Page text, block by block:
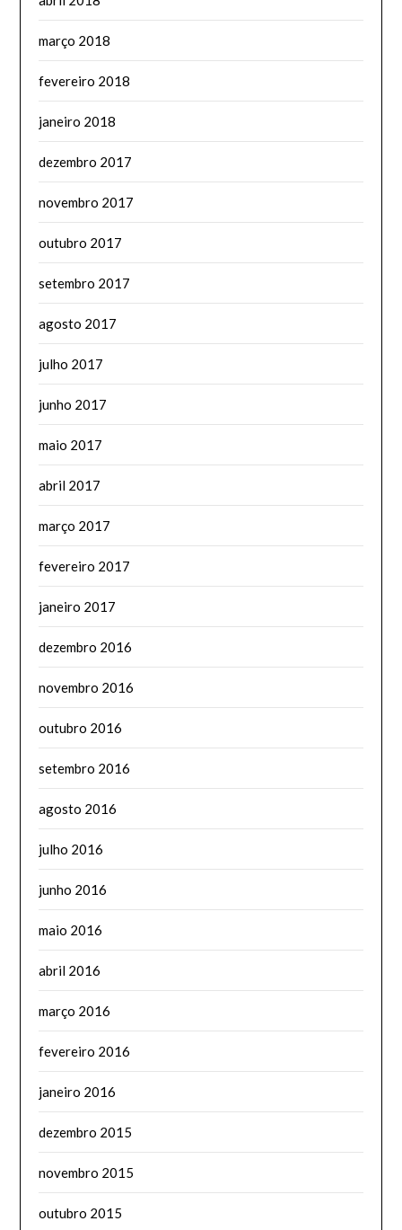
março 2018
fevereiro 2018
janeiro 2018
dezembro 2017
novembro 2017
outubro 2017
setembro 2017
agosto 2017
julho 2017
junho 2017
maio 2017
abril 2017
março 2017
fevereiro 2017
janeiro 2017
dezembro 2016
novembro 2016
outubro 2016
setembro 2016
agosto 2016
julho 2016
junho 2016
maio 2016
abril 2016
março 2016
fevereiro 2016
janeiro 2016
dezembro 2015
novembro 2015
outubro 2015